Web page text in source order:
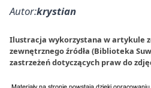
Autor:krystian
Ilustracja wykorzystana w artykule
zewnętrznego źródła (Biblioteka
zastrzeżeń dotyczących praw do